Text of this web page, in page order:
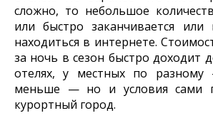
сложно, то небольшое
или быстро заканчивается
находиться в интернете.
за ночь в сезон быстро доходит
отелях, у местных по
меньше — но и условия сами
курортный город.